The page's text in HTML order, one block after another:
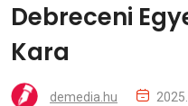
Debreceni
Kara
demedia.hu